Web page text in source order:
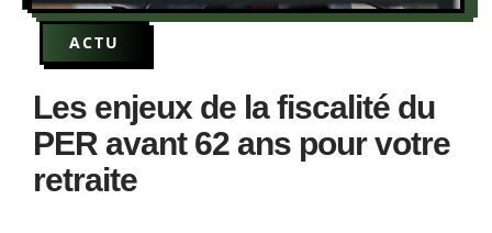
ACTU
Les enjeux de la fiscalité du
PER avant 62 ans pour votre
retraite